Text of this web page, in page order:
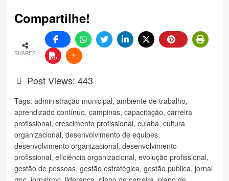
Compartilhe!
SHARES
Post Views: 443
Tags: administração municipal, ambiente de trabalho,
aprendizado contínuo, campinas, capacitação, carreira
profissional, crescimento profissional, cuiabá, cultura
organizacional, desenvolvimento de equipes,
desenvolvimento organizacional, desenvolvimento
profissional, eficiência organizacional, evolução profissional,
gestão de pessoas, gestão estratégica, gestão pública, jornal